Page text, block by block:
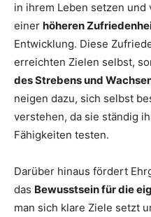
in ihrem Leben setzen
einer höheren
Entwicklung. Diese
erreichten Zielen selbst,
des Strebens und
neigen dazu, sich selbst
verstehen, da sie ständig
Fähigkeiten testen.
Darüber hinaus fördert
das Bewusstsein für die
man sich klare Ziele setzt